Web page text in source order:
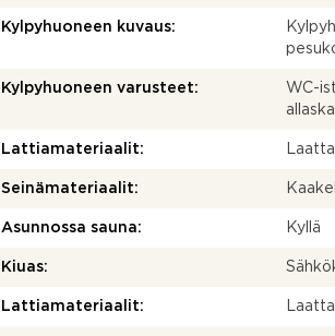
Kylpyhuoneen kuvaus:
Kylpyhuoneen varusteet:
WC-
Lattiamateriaalit: Laatta
Seinämateriaalit:
Asunnossa sauna: Kyllä
Kiuas:
Lattiamateriaalit: Laatta